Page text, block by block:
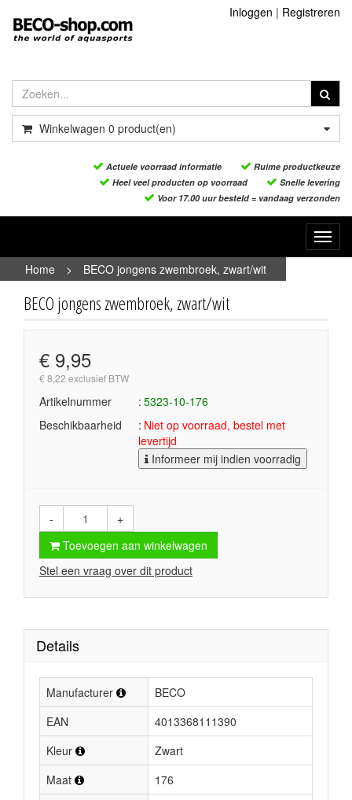
Inloggen | Registreren
Winkelwagen 0 product(en)
Actuele voorraad informatie
Ruime productkeuze
Heel veel producten op voorraad
Snelle levering
Voor 17.00 uur besteld = vandaag verzonden
Home
> BECO jongens zwembroek, zwart/wit
BECO jongens zwembroek, zwart/wit
€ 9,95
€ 8,22 exclusief BTW
Artikelnummer
5323-10-176
Beschikbaarheid
Niet op voorraad, bestel met
levertijd
Informeer mij indien voorradig
-
+
Toevoegen aan winkelwagen
Stel een vraag over dit product
Details
Manufacturer
BECO
EAN
4013368111390
Kleur
Zwart
Maat
176